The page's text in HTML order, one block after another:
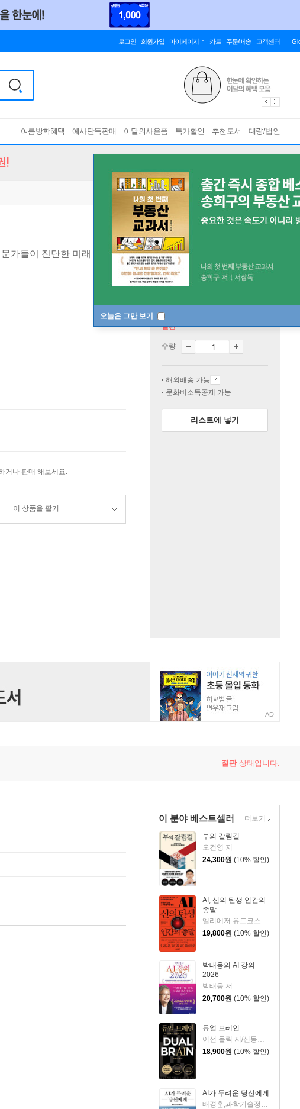
로그인 회원가입 마이페이지 카트 주문/배송 고객센터
여름방학혜택 예사단독판매 이달의사은품 특가할인 추천도서 대량/법인
오늘은 그만 보기
!
가들이 진단한 미래 보고서
거나 판매 해보세요.
이 상품을 팔기
절판
수량
해외배송 가능
문화비소득공제 가능
리스트에 넣기
AD
절판상태입니다.
이 분야 베스트셀러
부의 갈림길
오건영 저
24,300원 (10% 할인)
AI, 신의 탄생 인간의
종말
엘리에저 유드코스키,네이트 소아레스 공저/고영훈 역
19,800원 (10% 할인)
박태웅의 AI 강의
2026
박태웅 저
20,700원 (10% 할인)
듀얼 브레인
이선 몰릭 저/신동숙 역
18,900원 (10% 할인)
AI가 두려운 당신에게
더보기